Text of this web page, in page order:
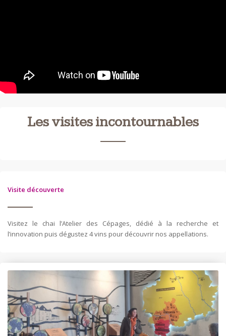
Les visites incontournables
Visite découverte
Visitez le chai l’Atelier des Cépages, dédié à la recherche et
l’innovation puis dégustez 4 vins pour découvrir nos appellations.